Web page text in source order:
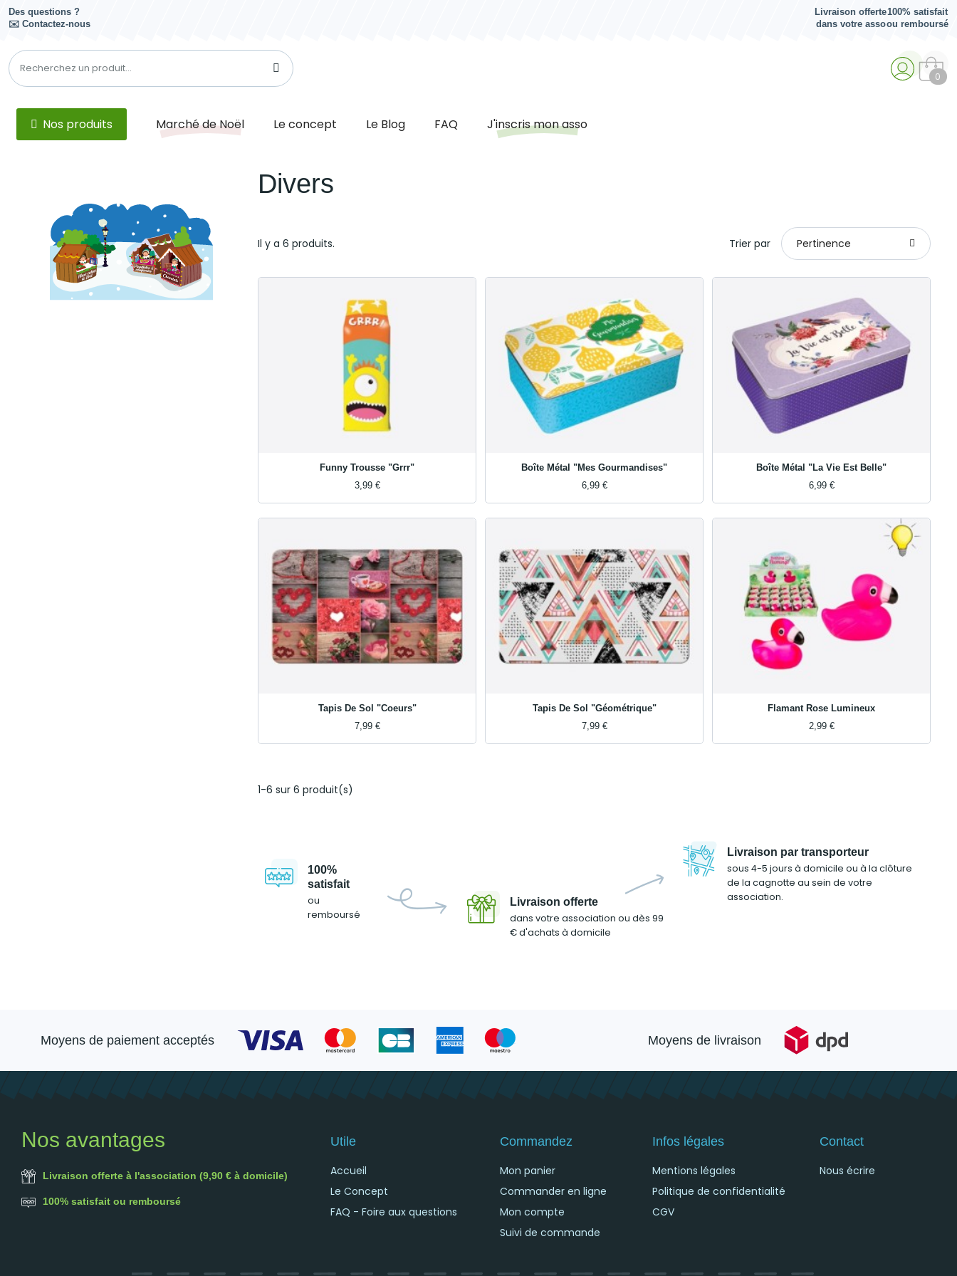
Des questions ?
✉️ Contactez-nous
Livraison offerte
dans votre asso
100% satisfait
ou remboursé
0
Nos produits Marché de Noël Le concept Le Blog FAQ J'inscris mon asso
Divers
Il y a 6 produits. Trier par Pertinence
Funny Trousse "Grrr"
3,99 €
Boîte Métal "Mes Gourmandises"
6,99 €
Boîte Métal "La Vie Est Belle"
6,99 €
Tapis De Sol "Coeurs"
7,99 €
Tapis De Sol "Géométrique"
7,99 €
Flamant Rose Lumineux
2,99 €
1-6 sur 6 produit(s)
100%
satisfait
ou
remboursé
Livraison offerte
dans votre association ou dès 99
€ d'achats à domicile
Livraison par transporteur
sous 4-5 jours à domicile ou à la clôture
de la cagnotte au sein de votre
association.
Moyens de paiement acceptés Moyens de livraison
Nos avantages
Livraison offerte à l'association (9,90 € à domicile)
100% satisfait ou remboursé
Utile
Accueil
Le Concept
FAQ - Foire aux questions
Commandez
Mon panier
Commander en ligne
Mon compte
Suivi de commande
Infos légales
Mentions légales
Politique de confidentialité
CGV
Contact
Nous écrire